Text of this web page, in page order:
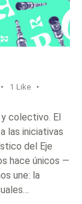
1 Like
colectivo. El
las iniciativas
del Eje
hace únicos —
une: la